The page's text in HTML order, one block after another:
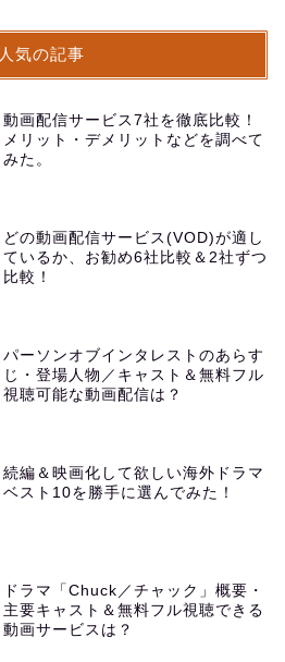
人気の記事
動画配信サービス7社を徹底比較！
メリット・デメリットなどを調べて
みた。
どの動画配信サービス(VOD)が適し
ているか、お勧め6社比較＆2社ずつ
比較！
パーソンオブインタレストのあらす
じ・登場人物／キャスト＆無料フル
視聴可能な動画配信は？
続編＆映画化して欲しい海外ドラマ
ベスト10を勝手に選んでみた！
ドラマ「Chuck／チャック」概要・
主要キャスト＆無料フル視聴できる
動画サービスは？